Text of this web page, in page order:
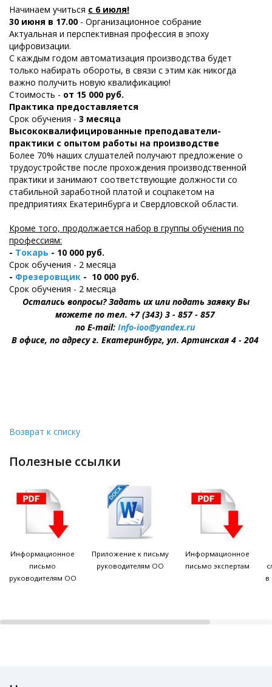
Начинаем учиться с 6 июля!
30 июня в 17.00 - Организационное собрание
Актуальная и перспективная профессия в эпоху
цифровизации.
С каждым годом автоматизация производства будет
только набирать обороты, в связи с этим как никогда
важно получить новую квалификацию!
Стоимость - от 15 000 руб.
Практика предоставляется
Срок обучения - 3 месяца
Высококвалифицированные преподаватели-
практики с опытом работы на производстве
Более 70% наших слушателей получают предложение о
трудоустройстве после прохождения производственной
практики и занимают соответствующие должности со
стабильной заработной платой и соцпакетом на
предприятиях Екатеринбурга и Свердловской области.
Кроме того, продолжается набор в группы обучения по
профессиям:
- Токарь - 10 000 руб.
Срок обучения - 2 месяца
- Фрезеровщик - 10 000 руб.
Срок обучения - 2 месяца
Остались вопросы? Задать их или подать заявку Вы
можете по тел. +7 (343) 3 - 857 - 857
по E-mail: Info-ioo@yandex.ru
В офисе, по адресу г. Екатеринбург, ул. Артинская 4 - 204
Возврат к списку
полезные ссылки
Информационное
письмо
руководителям ОО
Приложение к письму
руководителям ОО
Информационное
письмо экспертам
в